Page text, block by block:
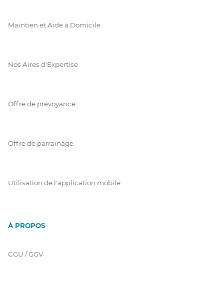
Maintien et Aide à Domicile
Nos Aires d'Expertise
Offre de prévoyance
Offre de parrainage
Utilisation de l'application mobile
À PROPOS
CGU / GGV